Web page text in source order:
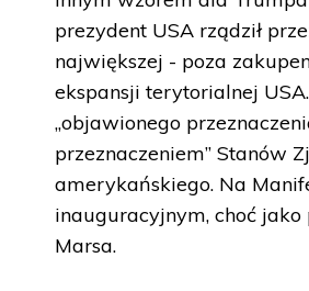
prezydent USA rządził
największej - poza
ekspansji terytorialnej
„objawionego
przeznaczeniem” Stanów
amerykańskiego. Na
inauguracyjnym, choć
Marsa.